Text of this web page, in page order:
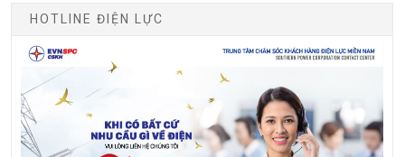
HOTLINE ĐIỆN LỰC